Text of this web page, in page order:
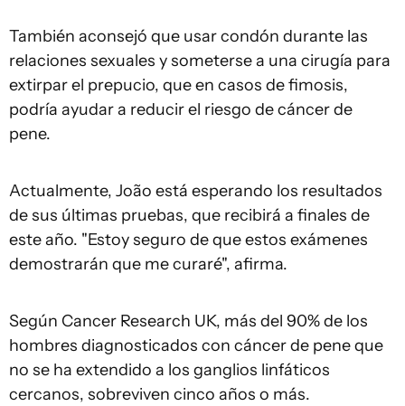
También aconsejó que usar condón durante las
relaciones sexuales y someterse a una cirugía para
extirpar el prepucio, que en casos de fimosis,
podría ayudar a reducir el riesgo de cáncer de
pene.
Actualmente, João está esperando los resultados
de sus últimas pruebas, que recibirá a finales de
este año. "Estoy seguro de que estos exámenes
demostrarán que me curaré", afirma.
Según Cancer Research UK, más del 90% de los
hombres diagnosticados con cáncer de pene que
no se ha extendido a los ganglios linfáticos
cercanos, sobreviven cinco años o más.